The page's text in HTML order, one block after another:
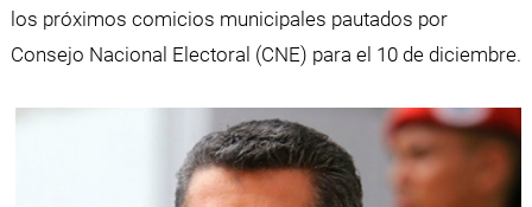
los próximos comicios municipales pautados por
Consejo Nacional Electoral (CNE) para el 10 de diciembre.